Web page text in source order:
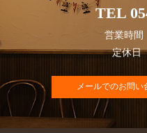
TEL
営業時
定休日
メールでのお問い